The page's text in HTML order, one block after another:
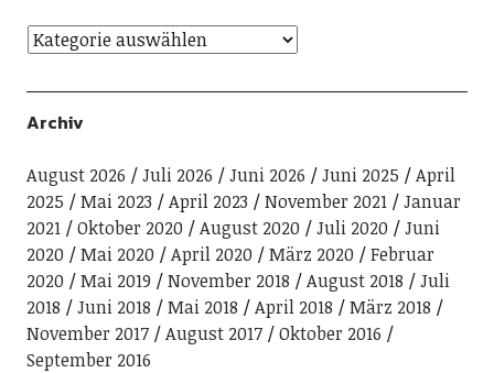
Archiv
August 2026 Juli 2026 Juni 2026 Juni 2025
April
2025
Mai 2023 April 2023 November 2021
Januar
2021
Oktober 2020 August 2020 Juli 2020
Juni
2020
Mai 2020 April 2020 März 2020
Februar
2020
Mai 2019 November 2018 August 2018
Juli
2018
Juni 2018 Mai 2018 April 2018
März 2018
November 2017
August 2017
Oktober 2016
September 2016